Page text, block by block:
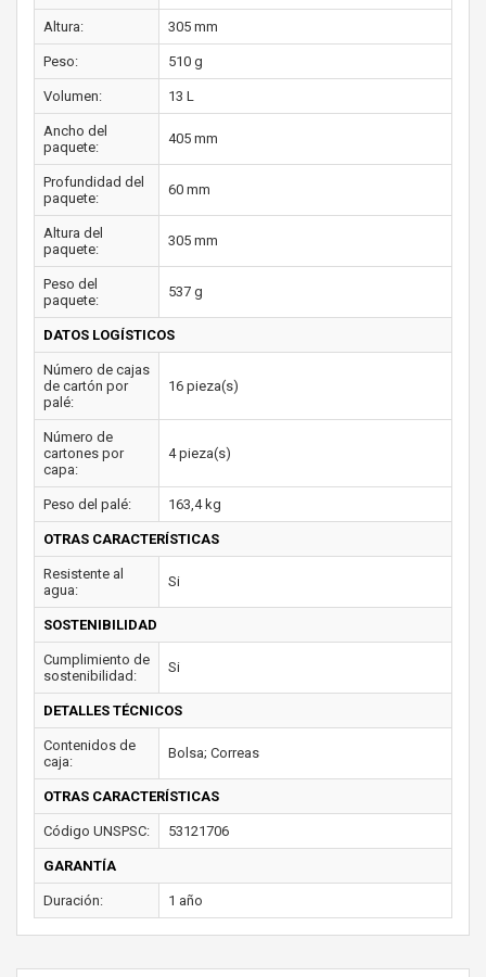
Altura: 305 mm
Peso: 510 g
Volumen: 13 L
Ancho del
paquete:
405 mm
Profundidad del
paquete:
60 mm
Altura del
paquete:
305 mm
Peso del
paquete:
537 g
DATOS LOGÍSTICOS
Número de cajas
de cartón por
palé:
16 pieza(s)
Número de
cartones por
capa:
4 pieza(s)
Peso del palé: 163,4 kg
OTRAS CARACTERÍSTICAS
Resistente al
agua:
Si
SOSTENIBILIDAD
Cumplimiento de
sostenibilidad:
Si
DETALLES TÉCNICOS
Contenidos de
caja:
Bolsa; Correas
OTRAS CARACTERÍSTICAS
Código UNSPSC: 53121706
GARANTÍA
Duración: 1 año